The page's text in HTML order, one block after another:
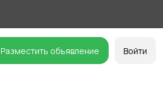
Разместить объявление Войти